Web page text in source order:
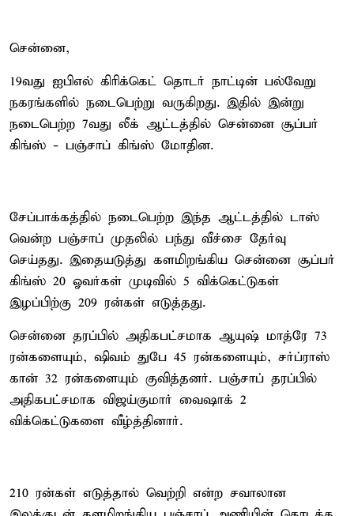
சென்னை,
19வது ஐபிஎல் கிரிக்கெட் தொடர் நாட்டின் பல்வேறு
நகரங்களில் நடைபெற்று வருகிறது. இதில் இன்று
நடைபெற்ற 7வது லீக் ஆட்டத்தில் சென்னை சூப்பர்
கிங்ஸ் - பஞ்சாப் கிங்ஸ் மோதின.
சேப்பாக்கத்தில் நடைபெற்ற இந்த ஆட்டத்தில் டாஸ்
வென்ற பஞ்சாப் முதலில் பந்து வீச்சை தேர்வு
செய்தது. இதையடுத்து களமிறங்கிய சென்னை சூப்பர்
கிங்ஸ் 20 ஓவர்கள் முடிவில் 5 விக்கெட்டுகள்
இழப்பிற்கு 209 ரன்கள் எடுத்தது.
சென்னை தரப்பில் அதிகபட்சமாக ஆயுஷ் மாத்ரே 73
ரன்களையும், ஷிவம் துபே 45 ரன்களையும், சர்ப்ராஸ்
கான் 32 ரன்களையும் குவித்தனர். பஞ்சாப் தரப்பில்
அதிகபட்சமாக விஜய்குமார் வைஷாக் 2
விக்கெட்டுகளை வீழ்த்தினார்.
210 ரன்கள் எடுத்தால் வெற்றி என்ற சவாலான